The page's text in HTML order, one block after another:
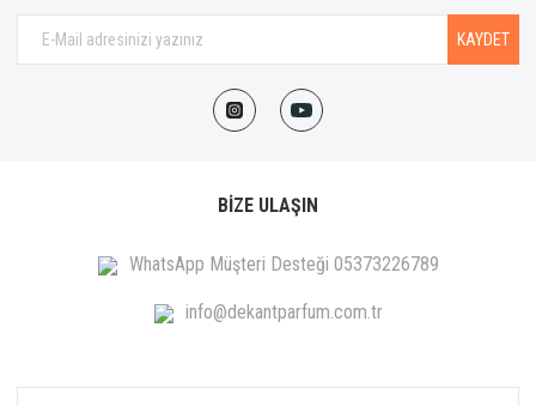
KAYDET
BİZE ULAŞIN
WhatsApp Müşteri Desteği 05373226789
info@dekantparfum.com.tr